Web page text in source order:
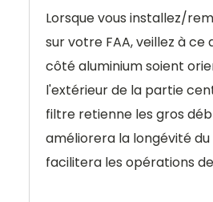
Lorsque vous installez/
sur votre FAA, veillez à ce
côté aluminium soient
l'extérieur de la partie
filtre retienne les gros
améliorera la longévité
facilitera les opérations